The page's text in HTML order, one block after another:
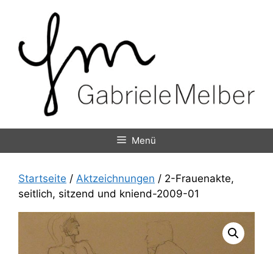
Menü
Startseite / Aktzeichnungen / 2-Frauenakte,
seitlich, sitzend und kniend-2009-01